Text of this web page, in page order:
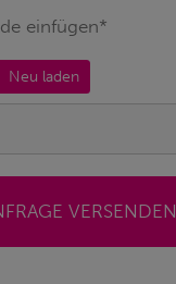
einfügen*
Neu laden
VERSENDEN